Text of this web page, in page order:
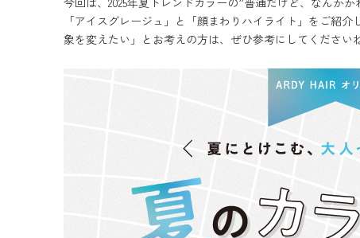
「アイスグレージュ」と「顔まわりハイライト」をご紹
象を変えたい」とお考えの方は、ぜひ参考にしてくださいね